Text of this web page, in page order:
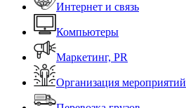
Интернет и связь
Компьютеры
Маркетинг, PR
Организация мероприятий